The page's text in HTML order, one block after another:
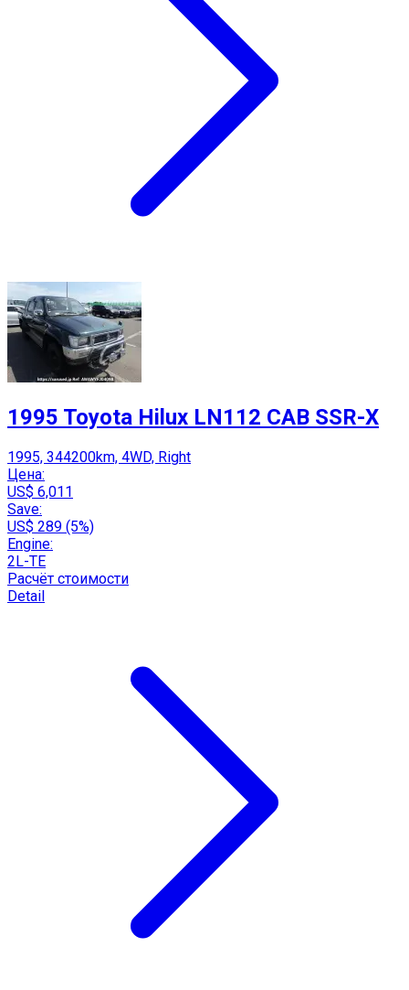
1995 Toyota Hilux LN112 CAB SSR-X
1995, 344200km, 4WD, Right
Цена:
US$ 6,011
Save:
US$ 289 (5%)
Engine:
2L-TE
Расчёт стоимости
Detail